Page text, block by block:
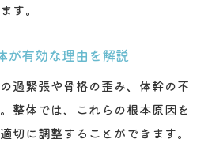
す。
が有効な理由を解説
過緊張や骨格の歪み、体幹の不
整体では、これらの根本原因を
切に調整することができます。